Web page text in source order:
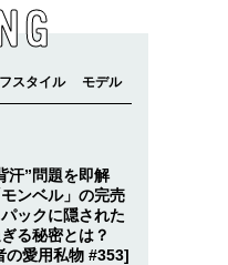
汗”問題を即解
ンベル」の完売
ックに隠された
る秘密とは？
の愛用私物 #353]